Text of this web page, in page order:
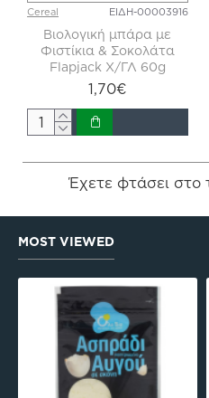
Cereal ΕΙΔΗ-00003916
Βιολογική μπάρα με
Φιστίκια & Σοκολάτα
Flapjack Χ/ΓΛ 60g
1,70€
Έχετε φτάσει στο
MOST VIEWED